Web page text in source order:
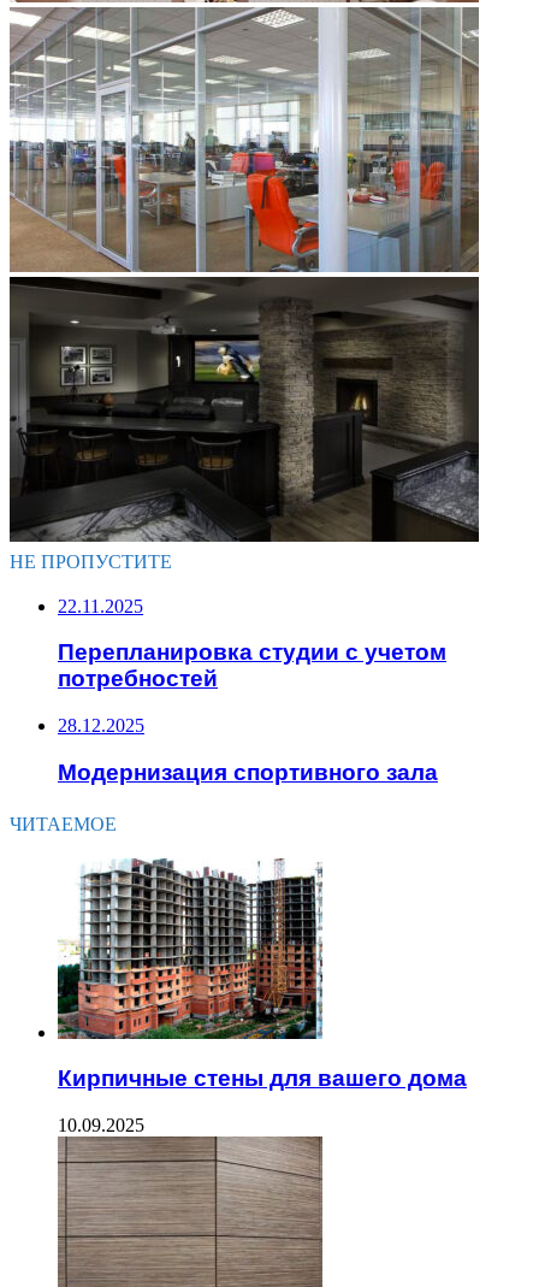
НЕ ПРОПУСТИТЕ
22.11.2025
Перепланировка студии с учетом
потребностей
28.12.2025
Модернизация спортивного зала
ЧИТАЕМОЕ
Кирпичные стены для вашего дома
10.09.2025